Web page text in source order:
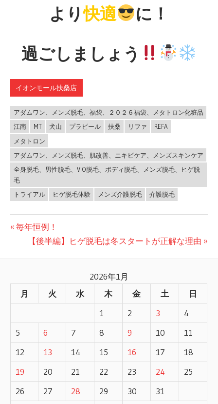
より快適
に！
過ごしましょう
イオンモール扶桑店
アダムワン、メンズ脱毛、福袋、２０２６福袋、メタトロン化粧品
江南
MT 犬山 プラピール 扶桑 リファ
REFA
メタトロン
アダムワン、メンズ脱毛、肌改善、ニキビケア、メンズスキンケア
全身脱毛、男性脱毛、VIO脱毛、ボディ脱毛、メンズ脱毛、ヒゲ脱
毛
トライアル
ヒゲ脱毛体験 メンズ介護脱毛 介護脱毛
稿
ナ
ビ
ゲ
ー
シ
ョ
前
毎年恒例！
次
事:
【後半編】ヒゲ脱毛は冬スタートが正解な理由
2026年1月
月
火 水 木 金 土 日
1 2 3
4
5
6 7 8 9 10
11
12
13 14 15 16 17
18
19
20 21 22 23 24
25
26
27 28 29 30 31